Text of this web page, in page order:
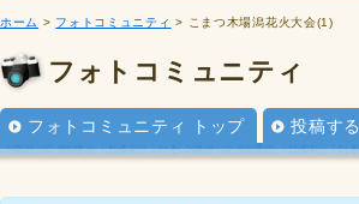
ホーム > フォトコミュニティ > こまつ木場潟花火大会(1)
フォトコミュニティ
フォトコミュニティ トップ 投稿する